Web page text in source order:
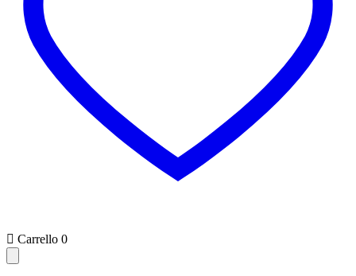
 Carrello 0